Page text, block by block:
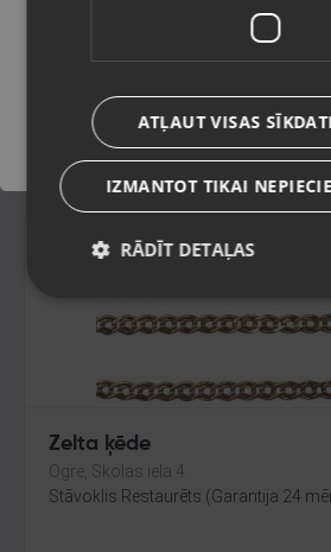
Stāvoklis Restaurēts (Garantija 24
1897.00€
Zelta ķēde
Ogre, Skolas iela 4
Stāvoklis Restaurēts (Garantija 24
Saglabāt
ATĻAUT VISAS
IZMANTOT TIKAI
RĀDĪT DETAĻAS